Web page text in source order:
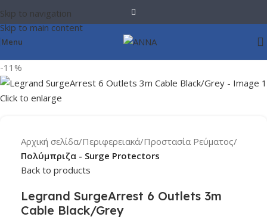
Skip to navigation
Skip to main content
Menu
-11%
Click to enlarge
Αρχική σελίδα Περιφερειακά Προστασία Ρεύματος
Πολύμπριζα - Surge Protectors
Back to products
Legrand SurgeArrest 6 Outlets 3m
Cable Black/Grey